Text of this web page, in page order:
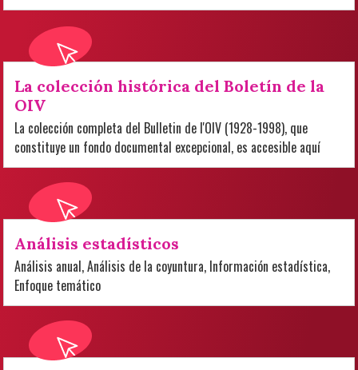
La colección histórica del Boletín de la
OIV
La colección completa del Bulletin de l'OIV (1928-1998), que
constituye un fondo documental excepcional, es accesible aquí
Análisis estadísticos
Análisis anual, Análisis de la coyuntura, Información estadística,
Enfoque temático